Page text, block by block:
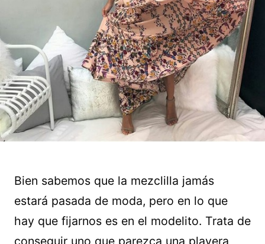
Bien sabemos que la mezclilla jamás
estará pasada de moda, pero en lo que
hay que fijarnos es en el modelito. Trata de
conseguir uno que parezca una playera